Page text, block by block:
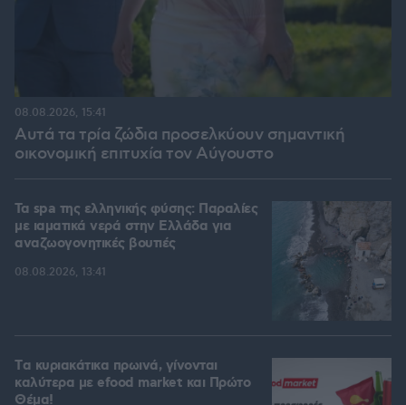
Αυτά τα τρία ζώδια προσελκύουν σημαντική
οικονομική επιτυχία τον Αύγουστο
08.08.2026, 15:41
Τα spa της ελληνικής φύσης: Παραλίες
με ιαματικά νερά στην Ελλάδα για
αναζωογονητικές βουτιές
08.08.2026, 13:41
Tα κυριακάτικα πρωινά, γίνονται
καλύτερα με efood market και Πρώτο
Θέμα!